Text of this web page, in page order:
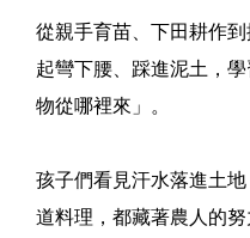
從親手育苗、下田耕作
起彎下腰、踩進泥土，
物從哪裡來」。
孩子們看見汗水落進土
道料理，都藏著農人的努